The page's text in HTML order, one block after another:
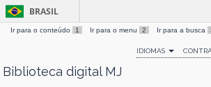
Skip
BRASIL
Ir para o conteúdo 1 Ir para o menu 2 Ir para a busca
IDIOMAS
Biblioteca digital MJ